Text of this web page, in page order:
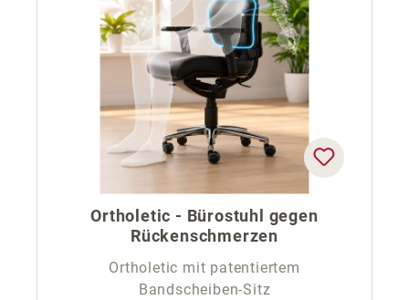
Ortholetic - Bürostuhl gegen
Rückenschmerzen
Ortholetic mit patentiertem
Bandscheiben-Sitz